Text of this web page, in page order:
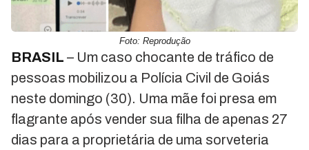
Foto: Reprodução
BRASIL – Um caso chocante de tráfico de
pessoas mobilizou a Polícia Civil de Goiás
neste domingo (30). Uma mãe foi presa em
flagrante após vender sua filha de apenas 27
dias para a proprietária de uma sorveteria